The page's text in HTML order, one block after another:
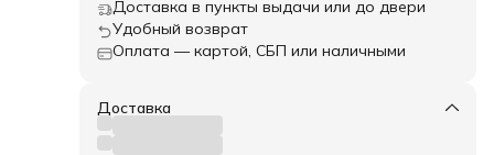
Доставка в пункты выдачи или до двери
Удобный возврат
Оплата — картой, СБП или наличными
Доставка